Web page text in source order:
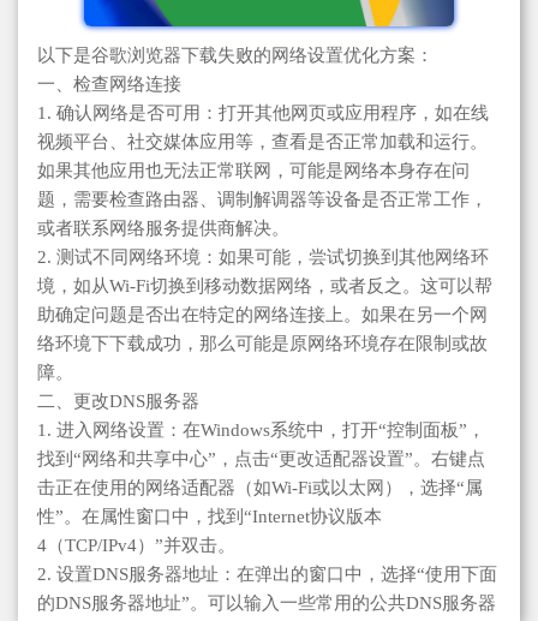
以下是谷歌浏览器下载失败的网络设置优化方案：
一、检查网络连接
1. 确认网络是否可用：打开其他网页或应用程序，如在线
视频平台、社交媒体应用等，查看是否正常加载和运行。
如果其他应用也无法正常联网，可能是网络本身存在问
题，需要检查路由器、调制解调器等设备是否正常工作，
或者联系网络服务提供商解决。
2. 测试不同网络环境：如果可能，尝试切换到其他网络环
境，如从Wi-Fi切换到移动数据网络，或者反之。这可以帮
助确定问题是否出在特定的网络连接上。如果在另一个网
络环境下下载成功，那么可能是原网络环境存在限制或故
障。
二、更改DNS服务器
1. 进入网络设置：在Windows系统中，打开“控制面板”，
找到“网络和共享中心”，点击“更改适配器设置”。右键点
击正在使用的网络适配器（如Wi-Fi或以太网），选择“属
性”。在属性窗口中，找到“Internet协议版本
4（TCP/IPv4）”并双击。
2. 设置DNS服务器地址：在弹出的窗口中，选择“使用下面
的DNS服务器地址”。可以输入一些常用的公共DNS服务器